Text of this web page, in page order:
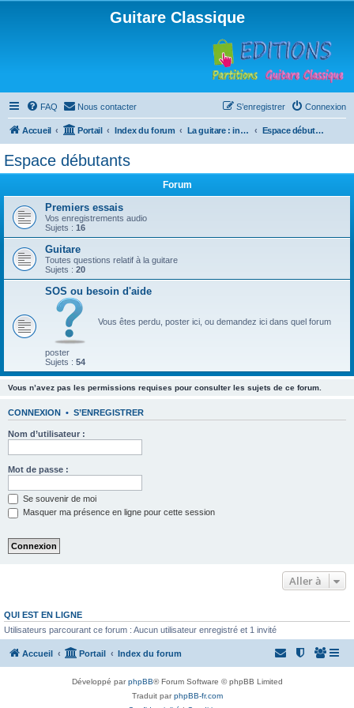
Guitare Classique
FAQ Nous contacter Connexion
S’enregistrer
Accueil Portail Index du forum La guitare : instrument, cours et théorie Espace débutants
Espace débutants
Forum
Premiers essais
Vos enregistrements audio
Sujets : 16
Guitare
Toutes questions relatif à la guitare
Sujets : 20
SOS ou besoin d'aide
Vous êtes perdu, poster ici, ou demandez ici dans quel forum
poster
Sujets : 54
Vous n’avez pas les permissions requises pour consulter les sujets de ce forum.
CONNEXION • S’ENREGISTRER
Nom d’utilisateur :
Mot de passe :
Se souvenir de moi
Masquer ma présence en ligne pour cette session
Aller à
QUI EST EN LIGNE
Utilisateurs parcourant ce forum : Aucun utilisateur enregistré et 1 invité
Accueil Portail Index du forum
Développé parphpBB® Forum Software © phpBB Limited
Traduit parphpBB-fr.com